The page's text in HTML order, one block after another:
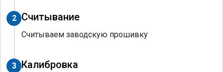
2 Считывание
Считываем заводскую прошивку
3 Калибровка